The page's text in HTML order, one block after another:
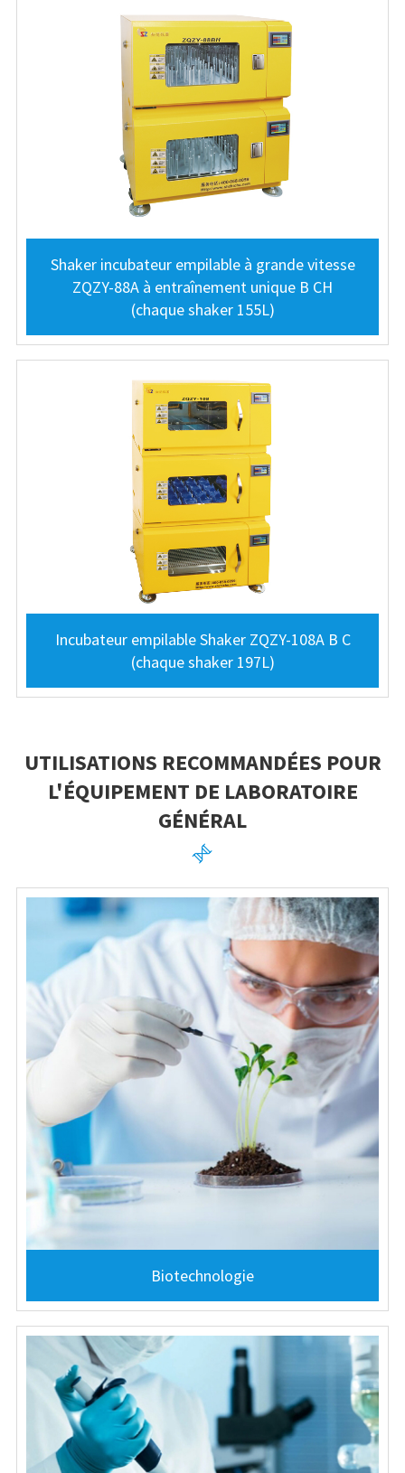
Shaker incubateur empilable à grande vitesse
ZQZY-88A à entraînement unique B CH
(chaque shaker 155L)
Incubateur empilable Shaker ZQZY-108A B C
(chaque shaker 197L)
UTILISATIONS RECOMMANDÉES POUR
L'ÉQUIPEMENT DE LABORATOIRE
GÉNÉRAL

Biotechnologie